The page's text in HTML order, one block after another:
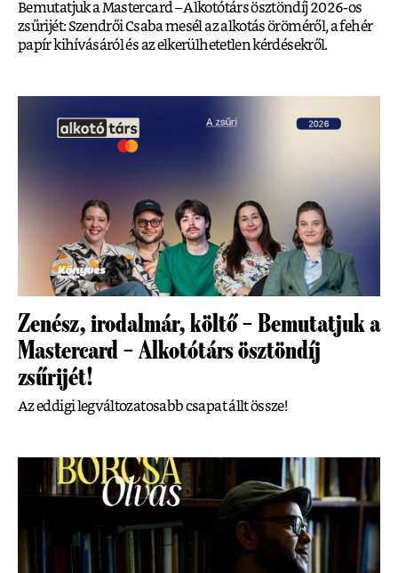
Bemutatjuk a Mastercard – Alkotótárs ösztöndíj 2026-os
zsűrijét: Szendrői Csaba mesél az alkotás öröméről, a fehér
papír kihívásáról és az elkerülhetetlen kérdésekről.
Zenész, irodalmár, költő – Bemutatjuk a
Mastercard – Alkotótárs ösztöndíj
zsűrijét!
Az eddigi legváltozatosabb csapat állt össze!